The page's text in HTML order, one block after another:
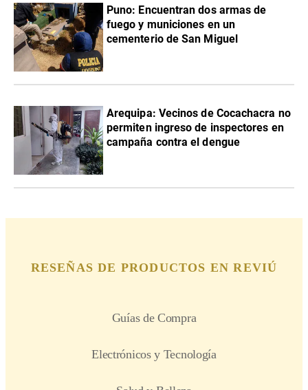
Puno: Encuentran dos armas de
fuego y municiones en un
cementerio de San Miguel
Arequipa: Vecinos de Cocachacra no
permiten ingreso de inspectores en
campaña contra el dengue